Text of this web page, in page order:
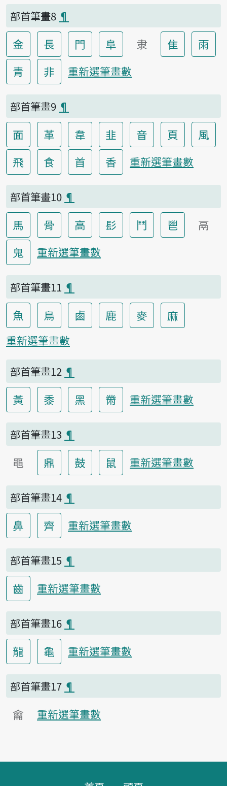
部首筆畫8 ¶
金 長 門 阜 隶 隹
雨
青
非 重新選筆畫數
部首筆畫9 ¶
面 革 韋 韭 音 頁
風
飛
食 首 香 重新選筆畫數
部首筆畫10 ¶
馬 骨 高 髟 鬥 鬯
鬲
鬼
重新選筆畫數
部首筆畫11 ¶
魚 鳥 鹵 鹿 麥 麻
重新選筆畫數
部首筆畫12 ¶
黃 黍 黑 黹 重新選筆畫數
部首筆畫13 ¶
黽 鼎 鼓 鼠 重新選筆畫數
部首筆畫14 ¶
鼻 齊 重新選筆畫數
部首筆畫15 ¶
齒 重新選筆畫數
部首筆畫16 ¶
龍 龜 重新選筆畫數
部首筆畫17 ¶
龠 重新選筆畫數